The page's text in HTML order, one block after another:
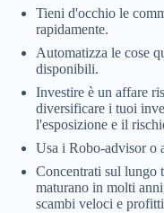
Tieni d'occhio le
rapidamente.
Automatizza le cose
disponibili.
Investire è un affare
diversificare i tuoi
l'esposizione e il
Usa i Robo-advisor o
Concentrati sul lungo
maturano in molti
scambi veloci e